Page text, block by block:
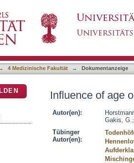
4 Medizinische Fakultät → Dokumentanzeige
Influence of age
Autor(en):
Gakis, G.
Tübinger
Autor(en):